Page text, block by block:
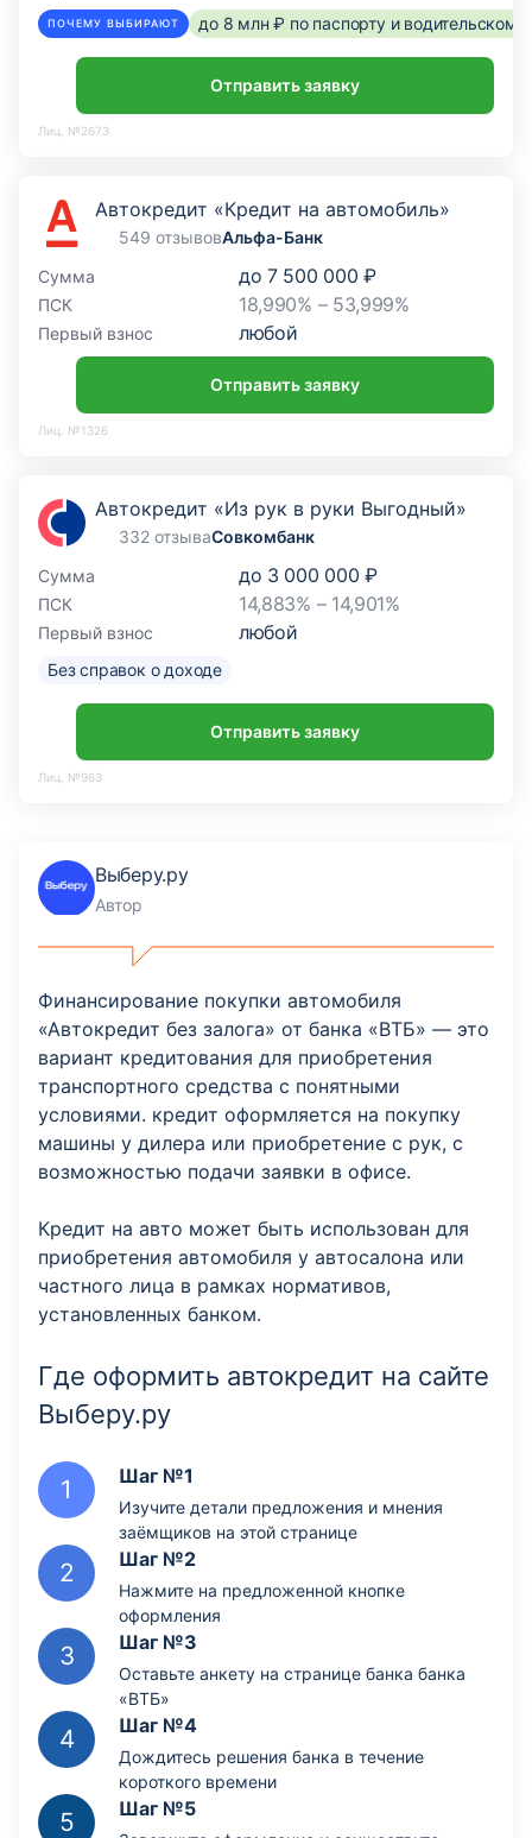
ПОЧЕМУ ВЫБИРАЮТ до 8 млн ₽ по паспорту и
Отправить заявку
Лиц. №2673
Автокредит «Кредит на автомобиль»
549 отзывовАльфа-Банк
Сумма
до 7 500 000 ₽
ПСК 18,990% – 53,999%
Первый взнос любой
Отправить заявку
Лиц. №1326
Автокредит «Из рук в руки Выгодный»
332 отзываСовкомбанк
Сумма
до 3 000 000 ₽
ПСК 14,883% – 14,901%
Первый взнос любой
Без справок о доходе
Отправить заявку
Лиц. №963
Выберу.ру
Автор
Финансирование покупки автомобиля
«Автокредит без залога» от банка «ВТБ» — это
вариант кредитования для приобретения
транспортного средства с понятными
условиями. кредит оформляется на покупку
машины у дилера или приобретение с рук, с
возможностью подачи заявки в офисе.
Кредит на авто может быть использован для
приобретения автомобиля у автосалона или
частного лица в рамках нормативов,
установленных банком.
Где оформить автокредит на сайте
Выберу.ру
Шаг №1
Изучите детали предложения и мнения
заёмщиков на этой странице
Шаг №2
Нажмите на предложенной кнопке
оформления
Шаг №3
Оставьте анкету на странице банка банка
«ВТБ»
Шаг №4
Дождитесь решения банка в течение
короткого времени
Шаг №5